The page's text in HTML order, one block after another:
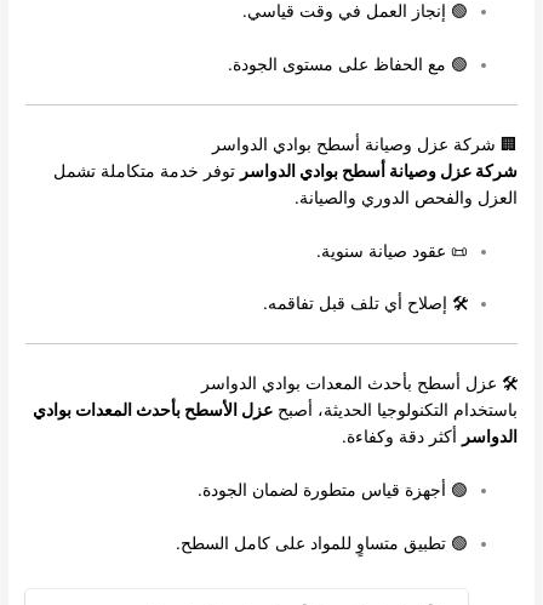
🟢 إنجاز العمل في وقت قياسي.
🟢 مع الحفاظ على مستوى الجودة.
🏢 شركة عزل وصيانة أسطح بوادي الدواسر
شركة عزل وصيانة أسطح بوادي الدواسر توفر خدمة متكاملة تشمل
العزل والفحص الدوري والصيانة.
📜 عقود صيانة سنوية.
🛠 إصلاح أي تلف قبل تفاقمه.
🛠 عزل أسطح بأحدث المعدات بوادي الدواسر
باستخدام التكنولوجيا الحديثة، أصبحعزل الأسطح بأحدث المعدات بوادي
الدواسر أكثر دقة وكفاءة.
🟢 أجهزة قياس متطورة لضمان الجودة.
🟢 تطبيق متساوٍ للمواد على كامل السطح.